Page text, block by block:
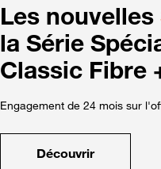
Les nouvelles
la Série
Classic Fibre
Engagement de 24 mois sur
Découvrir